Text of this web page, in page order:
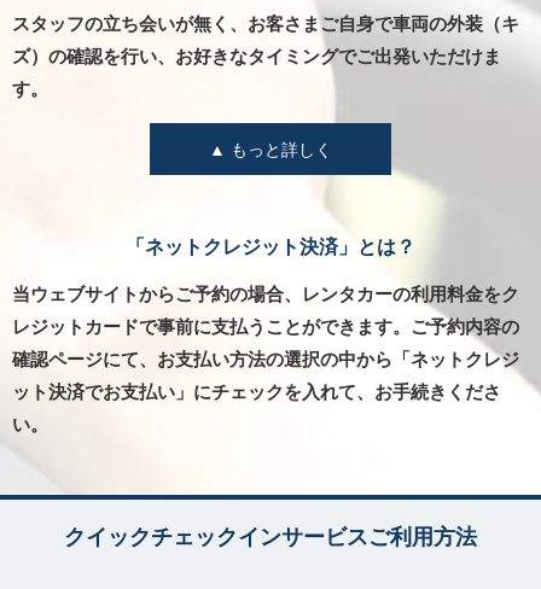
スタッフの立ち会いが無く、お客さまご自身で車両の外装（キ
ズ）の確認を行い、お好きなタイミングでご出発いただけま
す。
▲ もっと詳しく
「ネットクレジット決済」とは？
当ウェブサイトからご予約の場合、レンタカーの利用料金をク
レジットカードで事前に支払うことができます。ご予約内容の
確認ページにて、お支払い方法の選択の中から「ネットクレジ
ット決済でお支払い」にチェックを入れて、お手続きくださ
い。
クイックチェックインサービスご利用方法